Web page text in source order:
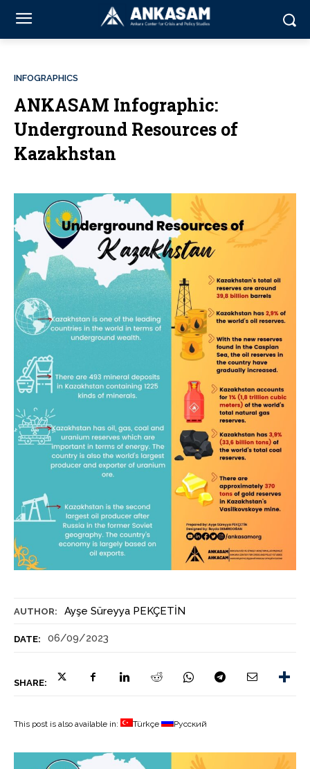
AUTHOR: Ayşe Süreyya PEKÇETİN
DATE: 06/09/2023
SHARE:
INFOGRAPHICS
ANKASAM Infographic:
Underground Resources of
Kazakhstan
This post is also available in: Türkçe Русский